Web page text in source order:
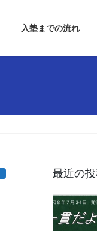
入塾までの流れ
最近の